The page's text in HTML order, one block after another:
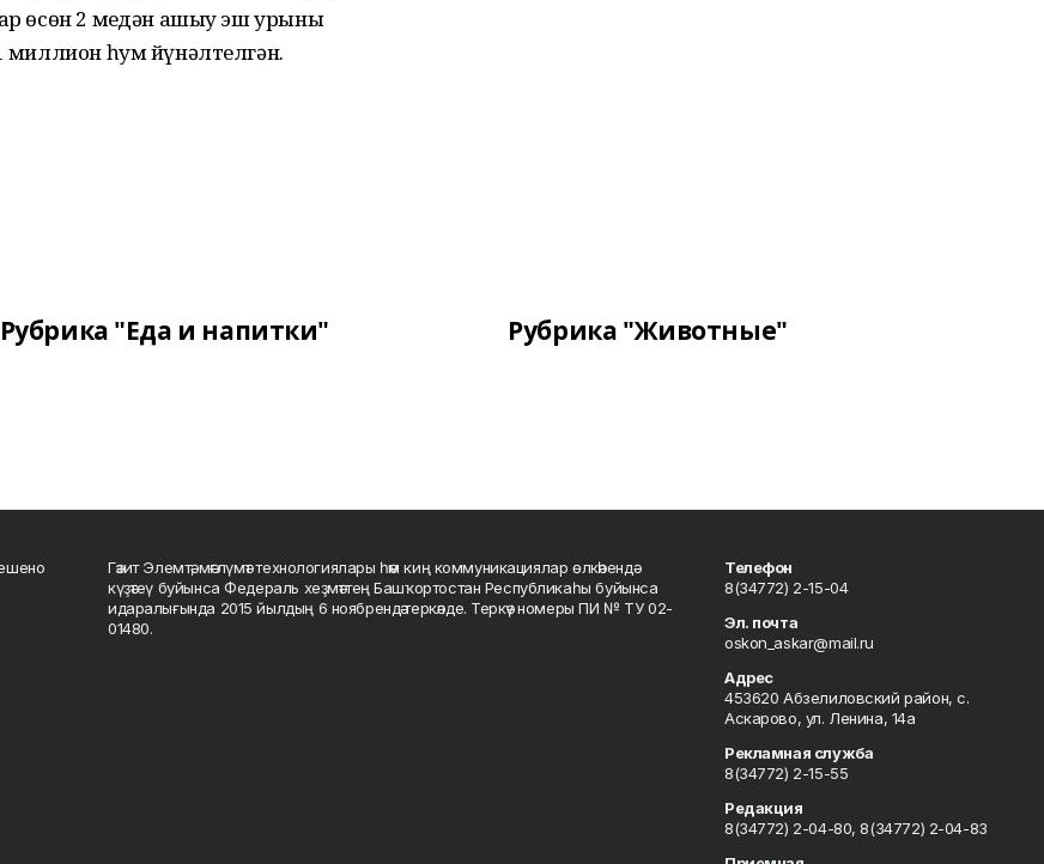
өсөн 2 меңдән ашыу эш урыны
һум йүнәлтелгән.
Рубрика "Еда и напитки" Рубрика "Животные"
Гәзит Элемтә, мәғлүмәт технологиялары һәм киң коммуникациялар өлкәһендә
күҙәтеү буйынса Федераль хеҙмәттең Башҡортостан Республикаһы буйынса
идаралығында 2015 йылдың 6 ноябрендә теркәлде. Теркәү номеры ПИ № ТУ 02-
01480.
Телефон
8(34772) 2-15-04
Эл. почта
oskon_askar@mail.ru
Адрес
453620 Абзелиловский район, с.
Аскарово, ул. Ленина, 14а
Рекламная служба
8(34772) 2-15-55
Редакция
8(34772) 2-04-80, 8(34772) 2-04-83